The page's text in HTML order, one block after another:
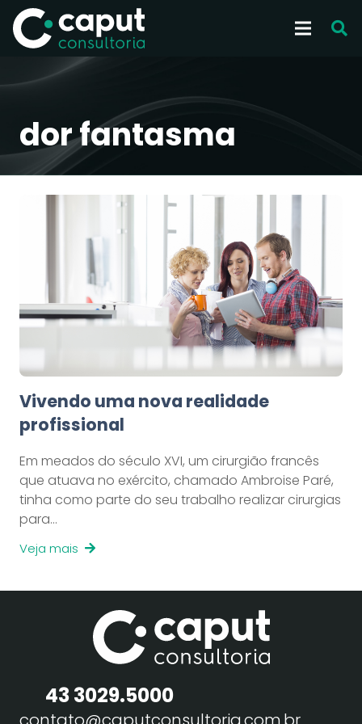
dor fantasma
Vivendo uma nova realidade
profissional
Em meados do século XVI, um cirurgião francês
que atuava no exército, chamado Ambroise Paré,
tinha como parte do seu trabalho realizar cirurgias
para…
Veja mais
43 3029.5000